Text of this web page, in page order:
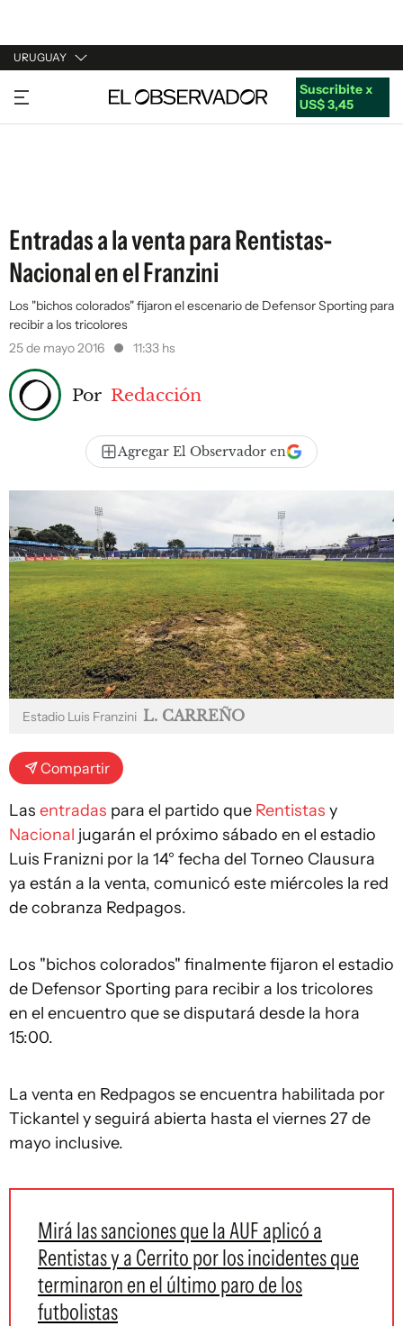
URUGUAY
URUGUAY
ARGENTINA
Suscribite x
US$ 3,45
Entradas a la venta para Rentistas-
Nacional en el Franzini
Los "bichos colorados" fijaron el escenario de Defensor Sporting para
recibir a los tricolores
25 de mayo 2016
11:33 hs
Por Redacción
Agregar El Observador en
Estadio Luis Franzini L. CARREÑO
Compartir
Las entradas para el partido que Rentistas y
Nacional jugarán el próximo sábado en el estadio
Luis Franizni por la 14° fecha del Torneo Clausura
ya están a la venta, comunicó este miércoles la red
de cobranza Redpagos.
Los "bichos colorados" finalmente fijaron el estadio
de Defensor Sporting para recibir a los tricolores
en el encuentro que se disputará desde la hora
15:00.
La venta en Redpagos se encuentra habilitada por
Tickantel y seguirá abierta hasta el viernes 27 de
mayo inclusive.
Mirá las sanciones que la AUF aplicó a
Rentistas y a Cerrito por los incidentes que
terminaron en el último paro de los
futbolistas